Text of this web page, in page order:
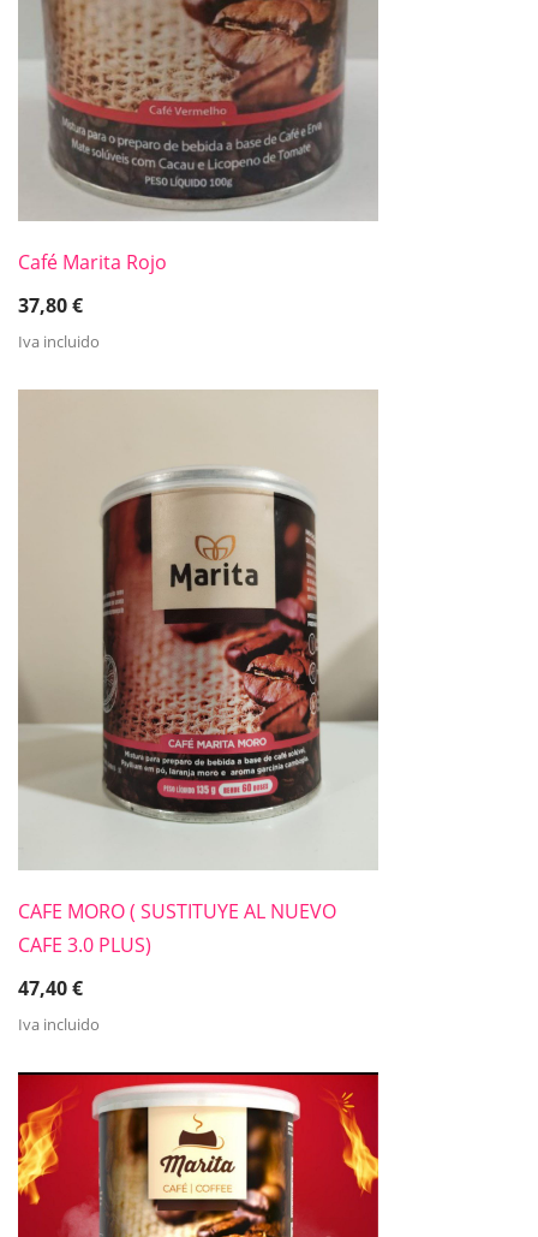
Café Marita Rojo
37,80€
Iva incluido
CAFE MORO ( SUSTITUYE AL NUEVO
CAFE 3.0 PLUS)
47,40€
Iva incluido